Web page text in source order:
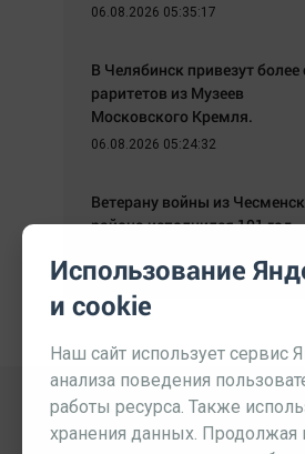
06.08.2026 05:35:17
В Челябинск привезут более
раритетов из Музеев
Московского Кремля.
06.08.2026 05:24:32
Ветерану войны из
района исполнился 101 год.
Использование
и cookie
Наш сайт использует сервис
анализа поведения
работы ресурса. Также
хранения данных. Продолжая